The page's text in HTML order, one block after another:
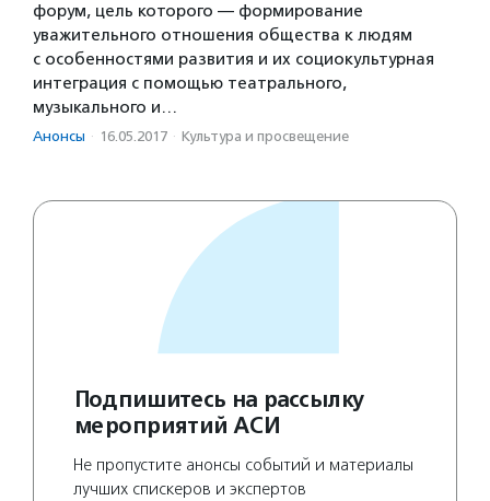
форум, цель которого — формирование
уважительного отношения общества к людям
с особенностями развития и их социокультурная
интеграция с помощью театрального,
музыкального и…
Анонсы · 16.05.2017 · Культура и просвещение
Подпишитесь на рассылку
мероприятий АСИ
Не пропустите анонсы событий и материалы
лучших спискеров и экспертов